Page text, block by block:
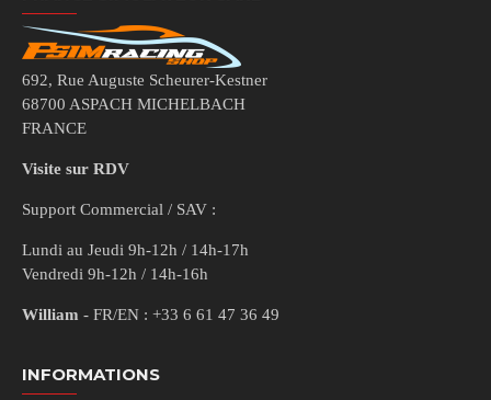
692, Rue Auguste Scheurer-Kestner
68700 ASPACH MICHELBACH
FRANCE
Visite sur RDV
Support Commercial / SAV :
Lundi au Jeudi 9h-12h / 14h-17h
Vendredi 9h-12h / 14h-16h
William - FR/EN : +33 6 61 47 36 49
INFORMATIONS